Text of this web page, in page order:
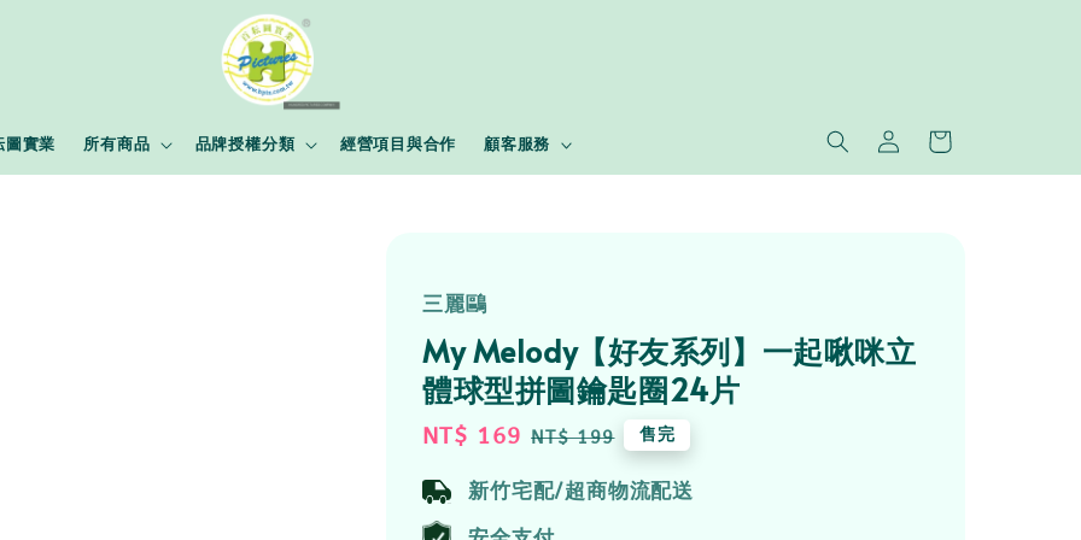
圖實業 所有商品 品牌授權分類 經營項目與合作 顧客服務
三麗鷗
My Melody【好友系列】一起啾咪立
體球型拼圖鑰匙圈24片
Sale
NT$ 169 Regular
NT$ 199 售完
新竹宅配/超商物流配送